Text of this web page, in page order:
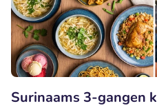
Surinaams 3-gangen